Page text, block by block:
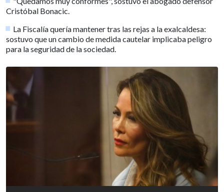
Cristóbal Bonacic.
La Fiscalía quería mantener tras las rejas a la exalcaldesa:
sostuvo que un cambio de medida cautelar implicaba peligro
para la seguridad de la sociedad.